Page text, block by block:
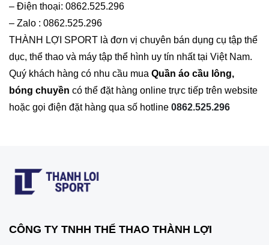
– Điện thoại: 0862.525.296
– Zalo : 0862.525.296
THÀNH LỢI SPORT là đơn vị chuyên bán dụng cụ tập thể
dục, thể thao và máy tập thể hình uy tín nhất tại Việt Nam.
Quý khách hàng có nhu cầu mua Quần áo cầu lông,
bóng chuyền có thể đặt hàng online trực tiếp trên website
hoặc gọi điện đặt hàng qua số hotline 0862.525.296
CÔNG TY TNHH THỂ THAO THÀNH LỢI